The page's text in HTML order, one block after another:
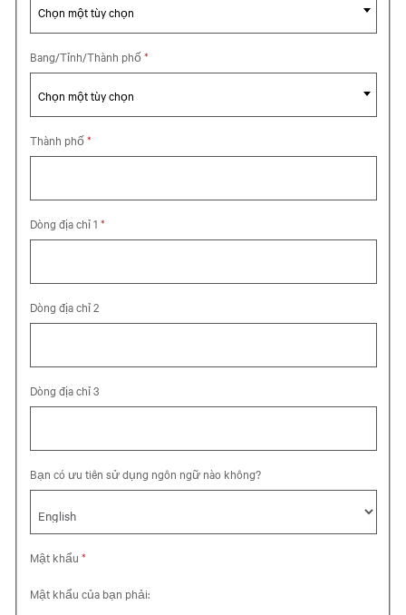
Chọn một tùy chọn
Bang/Tỉnh/Thành phố*Chọn một tùy chọn
Chọn một tùy chọn
Thành phố*
Dòng địa chỉ 1 *
Dòng địa chỉ 2
Dòng địa chỉ 3
Bạn có ưu tiên sử dụng ngôn ngữ nào không?
Mật khẩu *
Mật khẩu của bạn phải: